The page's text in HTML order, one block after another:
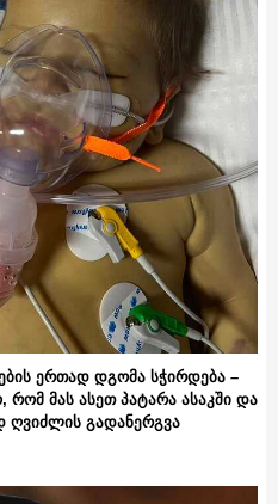
ერთად დგომა სჭირდება –
რომ მას ასეთ პატარა ასაკში და
ღვიძლის გადანერგვა